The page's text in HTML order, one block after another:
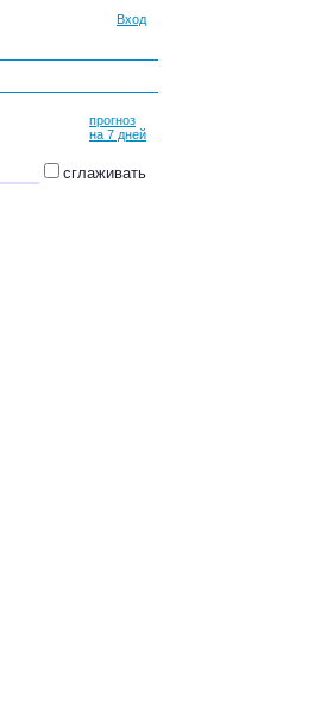
Вход
прогноз
на 7 дней
сглаживать